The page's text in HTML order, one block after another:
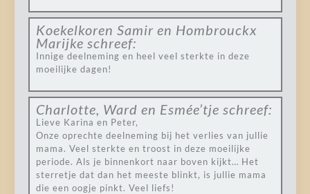
Koekelkoren Samir en Hombrouckx
Marijke schreef:
Innige deelneming en heel veel sterkte in deze
moeilijke dagen!
Charlotte, Ward en Esmée’tje schreef:
Lieve Karina en Peter,
Onze oprechte deelneming bij het verlies van jullie
mama. Veel sterkte en troost in deze moeilijke
periode. Als je binnenkort naar boven kijkt… Het
sterretje dat dan het meeste blinkt, is jullie mama
die een oogje pinkt. Veel liefs!